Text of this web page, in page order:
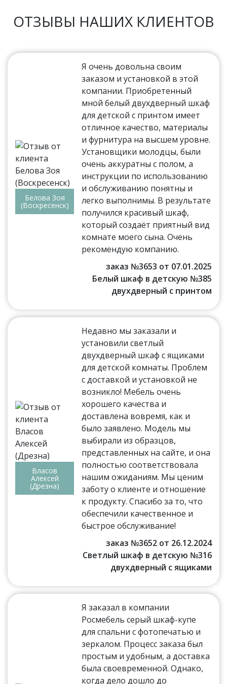
ОТЗЫВЫ НАШИХ КЛИЕНТОВ
Белова Зоя
(Воскресенск)
Я очень довольна своим
заказом и установкой в этой
компании. Приобретенный
мной белый двухдверный шкаф
для детской с принтом имеет
отличное качество, материалы
и фурнитура на высшем уровне.
Установщики молодцы, были
очень аккуратны с полом, а
инструкции по использованию
и обслуживанию понятны и
легко выполнимы. В результате
получился красивый шкаф,
который создаёт приятный вид
комнате моего сына. Очень
рекомендую компанию.
заказ №3653 от 07.01.2025
Белый шкаф в детскую №385
двухдверный с принтом
Власов
Алексей
(Дрезна)
Недавно мы заказали и
установили светлый
двухдверный шкаф с ящиками
для детской комнаты. Проблем
с доставкой и установкой не
возникло! Мебель очень
хорошего качества и
доставлена вовремя, как и
было заявлено. Модель мы
выбирали из образцов,
представленных на сайте, и она
полностью соответствовала
нашим ожиданиям. Мы ценим
заботу о клиенте и отношение
к продукту. Спасибо за то, что
обеспечили качественное и
быстрое обслуживание!
заказ №3652 от 26.12.2024
Светлый шкаф в детскую №316
двухдверный с ящиками
Я заказал в компании
Росмебель серый шкаф-купе
для спальни с фотопечатью и
зеркалом. Процесс заказа был
простым и удобным, а доставка
была своевременной. Однако,
когда дело дошло до